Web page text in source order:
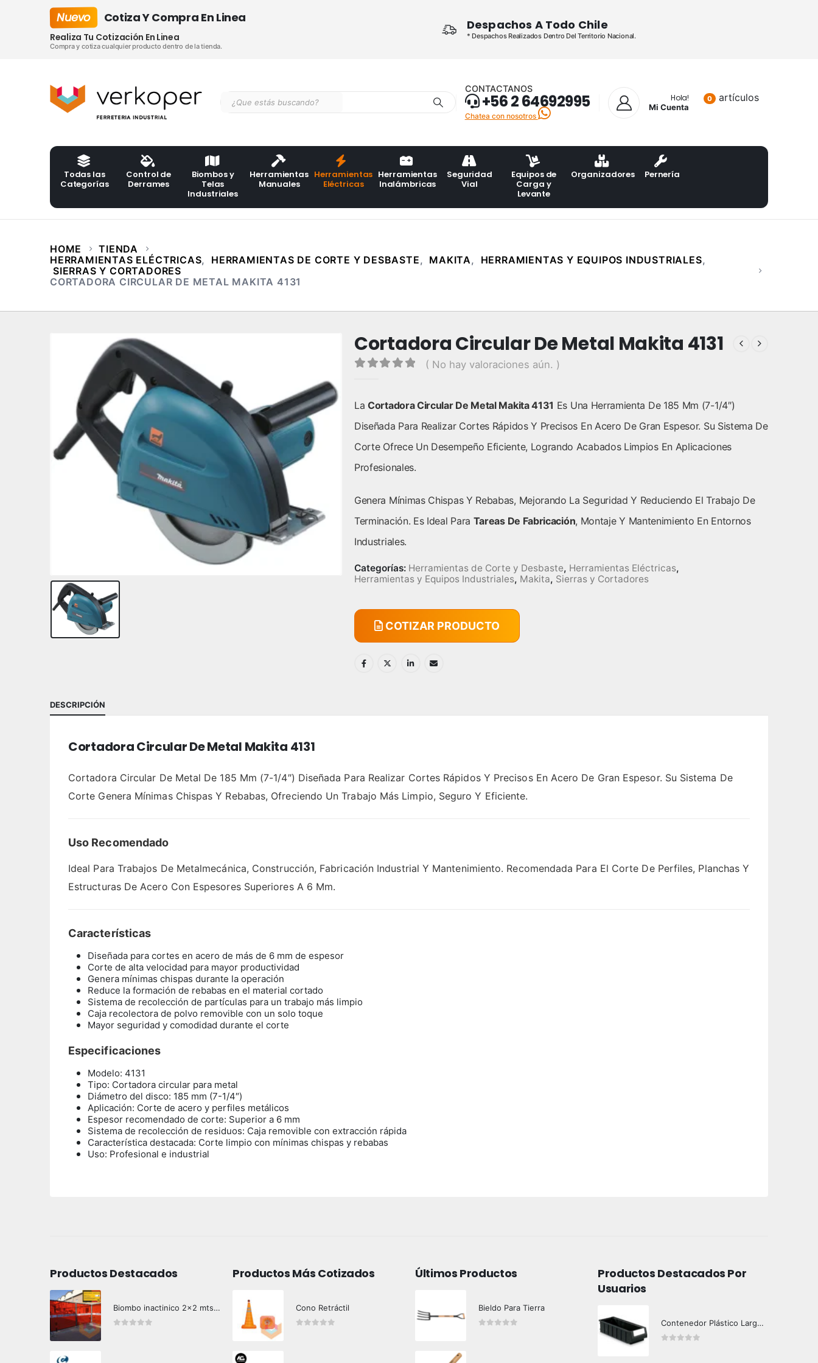
Despachos A Todo Chile
* Despachos Realizados Dentro Del Territorio Nacional.
Nuevo Cotiza Y Compra En Linea
Realiza Tu Cotización En Linea
Compra y cotiza cualquier producto dentro de la tienda.
CONTACTANOS
+56 2 64692995
Chatea con nosotros
Hola!
Mi Cuenta
0 artículos
Todas las
Categorías
Control de
Derrames
Biombos y
Telas
Industriales
Herramientas
Manuales
Herramientas
Eléctricas
Herramientas
Inalámbricas
Seguridad
Vial
Equipos de
Carga y
Levante
Organizadores Pernería
HOME
TIENDA
HERRAMIENTAS ELÉCTRICAS, HERRAMIENTAS DE CORTE Y DESBASTE, MAKITA, HERRAMIENTAS Y EQUIPOS INDUSTRIALES,
SIERRAS Y CORTADORES
CORTADORA CIRCULAR DE METAL MAKITA 4131
Cortadora Circular De Metal Makita 4131
( No hay valoraciones aún. )
LaCortadora Circular De Metal Makita 4131 Es Una Herramienta De 185 Mm (7-1/4″)
Diseñada Para Realizar Cortes Rápidos Y Precisos En Acero De Gran Espesor. Su Sistema De
Corte Ofrece Un Desempeño Eficiente, Logrando Acabados Limpios En Aplicaciones
Profesionales.
Genera Mínimas Chispas Y Rebabas, Mejorando La Seguridad Y Reduciendo El Trabajo De
Terminación. Es Ideal Para Tareas De Fabricación, Montaje Y Mantenimiento En Entornos
Industriales.
Categorías: Herramientas de Corte y Desbaste, Herramientas Eléctricas,
Herramientas y Equipos Industriales, Makita, Sierras y Cortadores
COTIZAR PRODUCTO
DESCRIPCIÓN
Cortadora Circular De Metal Makita 4131
Cortadora Circular De Metal De 185 Mm (7-1/4″) Diseñada Para Realizar Cortes Rápidos Y Precisos En Acero De Gran Espesor. Su Sistema De
Corte Genera Mínimas Chispas Y Rebabas, Ofreciendo Un Trabajo Más Limpio, Seguro Y Eficiente.
Uso Recomendado
Ideal Para Trabajos De Metalmecánica, Construcción, Fabricación Industrial Y Mantenimiento. Recomendada Para El Corte De Perfiles, Planchas Y
Estructuras De Acero Con Espesores Superiores A 6 Mm.
Características
Diseñada para cortes en acero de más de 6 mm de espesor
Corte de alta velocidad para mayor productividad
Genera mínimas chispas durante la operación
Reduce la formación de rebabas en el material cortado
Sistema de recolección de partículas para un trabajo más limpio
Caja recolectora de polvo removible con un solo toque
Mayor seguridad y comodidad durante el corte
Especificaciones
Modelo: 4131
Tipo: Cortadora circular para metal
Diámetro del disco: 185 mm (7-1/4″)
Aplicación: Corte de acero y perfiles metálicos
Espesor recomendado de corte: Superior a 6 mm
Sistema de recolección de residuos: Caja removible con extracción rápida
Característica destacada: Corte limpio con mínimas chispas y rebabas
Uso: Profesional e industrial
Productos Destacados
Biombo inactinico 2x2 mts Hazard Control
Productos Más Cotizados
Cono Retráctil
Últimos Productos
Bieldo Para Tierra
Productos Destacados Por
Usuarios
Contenedor Plástico Largo 501606